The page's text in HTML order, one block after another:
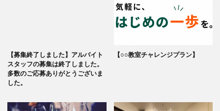
【募集終了しました】アルバイト
スタッフの募集は終了しました。
多数のご応募ありがとうございま
した。
【○○教室チャレンジプラン】